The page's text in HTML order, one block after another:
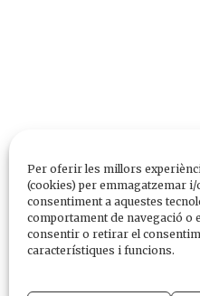
Per oferir les millors
(cookies) per emmagatzemar
consentiment a aquestes
comportament de navegació o
consentir o retirar el
característiques i funcions.